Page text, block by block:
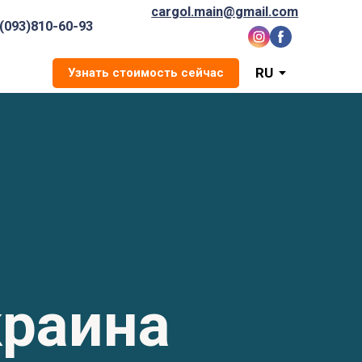
60-93
cargol.main@gmail.com
Узнать стоимость сейчас RU